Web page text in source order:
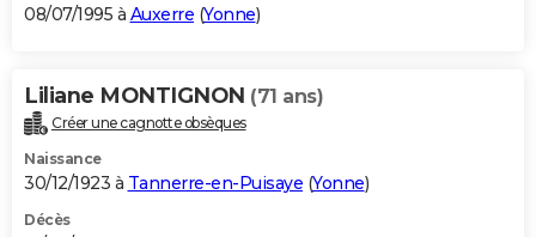
08/07/1995 à Auxerre (Yonne)
Liliane MONTIGNON (71 ans)
Créer une cagnotte obsèques
Naissance
30/12/1923 à Tannerre-en-Puisaye (Yonne)
Décès